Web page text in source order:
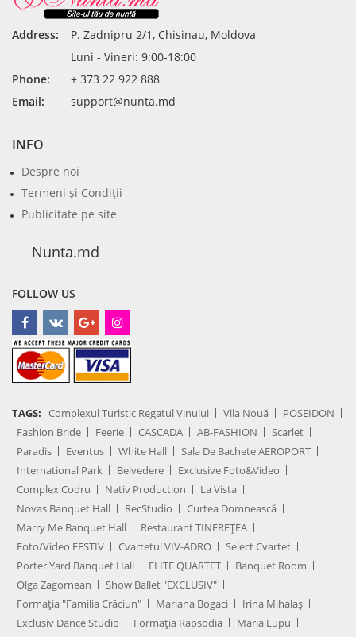
Address:
P. Zadnipru 2/1, Chisinau, Moldova
Luni - Vineri: 9:00-18:00
Phone:
+ 373 22 922 888
Email:
support@nunta.md
INFO
Despre noi
Termeni şi Condiţii
Publicitate pe site
Nunta.md
FOLLOW US
TAGS: Complexul Turistic Regatul Vinului Vila Nouă
POSEIDON
Fashion Bride
Feerie CASCADA AB-FASHION
Scarlet
Paradis
Eventus White Hall
Sala De Bachete AEROPORT
International Park
Belvedere
Exclusive Foto&Video
Complex Codru
Nativ Production
La Vista
Novas Banquet Hall
RecStudio
Curtea Domnească
Marry Me Banquet Hall
Restaurant TINEREȚEA
Foto/Video FESTIV
Cvartetul VIV-ADRO
Select Cvartet
Porter Yard Banquet Hall
ELITE QUARTET
Banquet Room
Olga Zagornean
Show Ballet "EXCLUSIV"
Formația "Familia Crăciun"
Mariana Bogaci
Irina Mihalaș
Exclusiv Dance Studio
Formația Rapsodia
Maria Lupu